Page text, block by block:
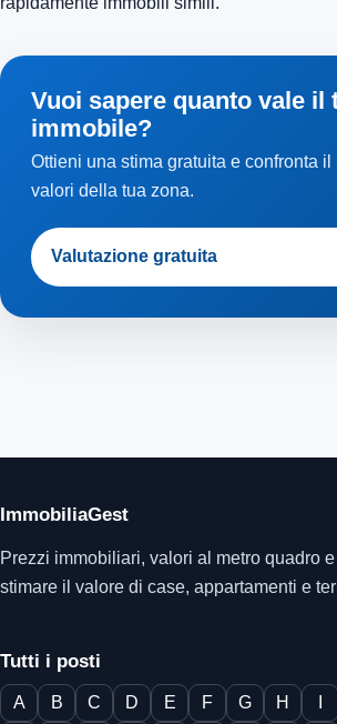
Vuoi sapere quanto vale il
immobile?
Ottieni una stima gratuita e confronta il
valori della tua zona.
Valutazione gratuita
ImmobiliaGest
Prezzi immobiliari, valori al metro quadro
stimare il valore di case, appartamenti e
Tutti i posti
A B C D E F G H